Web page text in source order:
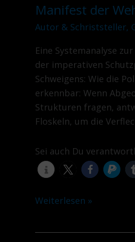
Manifest der
Autor & Schriststeller,
Eine Systemanalyse
der imperativen
Schweigens: Wie die
erkennbar: Wenn
Strukturen fragen,
Floskeln, um die
Sei auch Du
Manifest
der
Freiheit
Teil
VI
Weiterlesen »